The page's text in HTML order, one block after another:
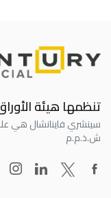
تنظمها هيئة
سينشري فاينانشال هي
ش.ذ.م.م